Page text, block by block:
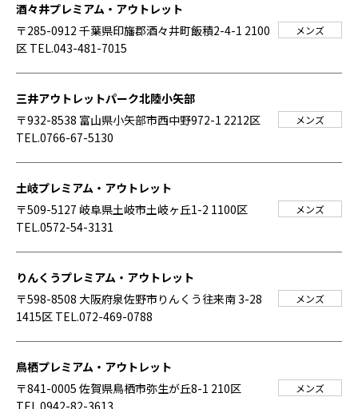
酒々井プレミアム・アウトレット
〒285-0912 千葉県印旛郡酒々井町飯積2-4-1 2100
区 TEL.043-481-7015
メンズ
三井アウトレットパーク北陸小矢部
〒932-8538 富山県小矢部市西中野972-1 2212区
TEL.0766-67-5130
メンズ
土岐プレミアム・アウトレット
〒509-5127 岐阜県土岐市土岐ヶ丘1-2 1100区
TEL.0572-54-3131
メンズ
りんくうプレミアム・アウトレット
〒598-8508 大阪府泉佐野市りんくう往来南 3-28
1415区 TEL.072-469-0788
メンズ
鳥栖プレミアム・アウトレット
〒841-0005 佐賀県鳥栖市弥生が丘8-1 210区
TEL.0942-82-3613
メンズ